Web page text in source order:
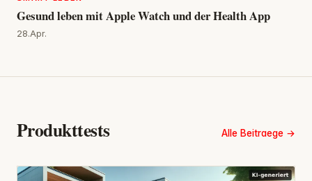
Gesund leben mit Apple Watch und der Health App
28.Apr.
Produkttests Alle Beitraege